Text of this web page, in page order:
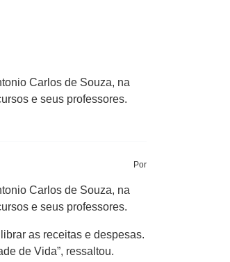
Carlos de Souza, na
e seus professores.
Por
Carlos de Souza, na
e seus professores.
as receitas e despesas.
de Vida”, ressaltou.